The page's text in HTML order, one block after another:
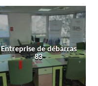
Entreprise de débarras
83